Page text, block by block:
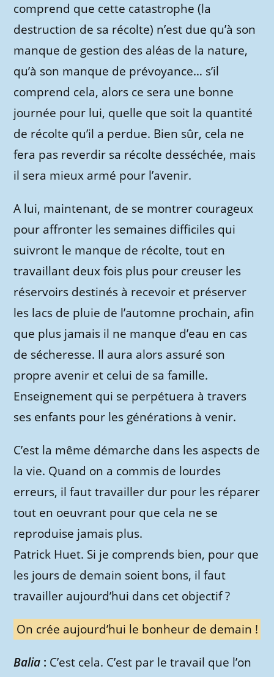
comprend que cette catastrophe (la
destruction de sa récolte) n’est due qu’à son
manque de gestion des aléas de la nature,
qu’à son manque de prévoyance… s’il
comprend cela, alors ce sera une bonne
journée pour lui, quelle que soit la quantité
de récolte qu’il a perdue. Bien sûr, cela ne
fera pas reverdir sa récolte desséchée, mais
il sera mieux armé pour l’avenir.
A lui, maintenant, de se montrer courageux
pour affronter les semaines difficiles qui
suivront le manque de récolte, tout en
travaillant deux fois plus pour creuser les
réservoirs destinés à recevoir et préserver
les lacs de pluie de l’automne prochain, afin
que plus jamais il ne manque d’eau en cas
de sécheresse. Il aura alors assuré son
propre avenir et celui de sa famille.
Enseignement qui se perpétuera à travers
ses enfants pour les générations à venir.
C’est la même démarche dans les aspects de
la vie. Quand on a commis de lourdes
erreurs, il faut travailler dur pour les réparer
tout en oeuvrant pour que cela ne se
reproduise jamais plus.
Patrick Huet. Si je comprends bien, pour que
les jours de demain soient bons, il faut
travailler aujourd’hui dans cet objectif ?
On crée aujourd’hui le bonheur de demain !
Balia : C’est cela. C’est par le travail que l’on